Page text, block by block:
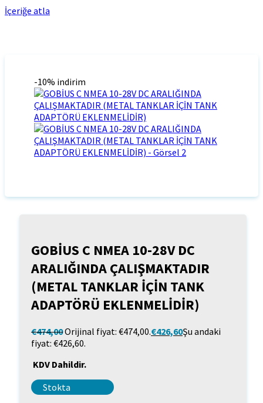
İçeriğe atla
-10% indirim
GOBİUS C NMEA 10-28V DC
ARALIĞINDA ÇALIŞMAKTADIR
(METAL TANKLAR İÇİN TANK
ADAPTÖRÜ EKLENMELİDİR)
€474,00Orijinal fiyat: €474,00.€426,60Şu andaki
fiyat: €426,60.
KDV Dahildir.
Stokta